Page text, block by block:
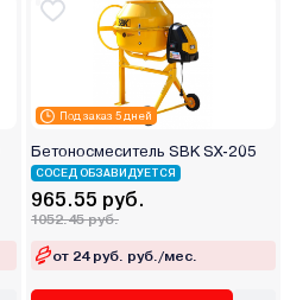
Под заказ 5 дней
Бетоносмеситель SBK SX-205
СОСЕД ОБЗАВИДУЕТСЯ
965.55 руб.
1052.45 руб.
от 24 руб. руб./мес.